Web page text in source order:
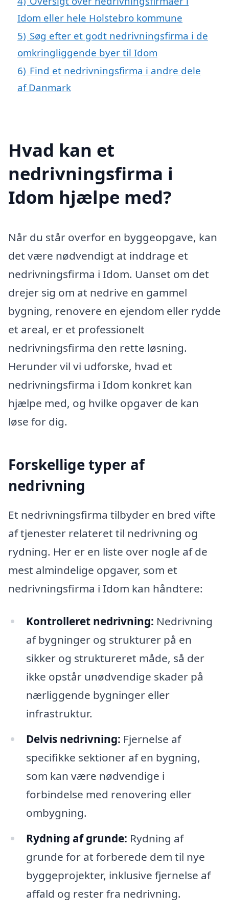
Idom eller hele Holstebro kommune
5) Søg efter et godt nedrivningsfirma i de
omkringliggende byer til Idom
6) Find et nedrivningsfirma i andre dele
af Danmark
Hvad kan et
nedrivningsfirma i
Idom hjælpe med?
Når du står overfor en byggeopgave, kan
det være nødvendigt at inddrage et
nedrivningsfirma i Idom. Uanset om det
drejer sig om at nedrive en gammel
bygning, renovere en ejendom eller rydde
et areal, er et professionelt
nedrivningsfirma den rette løsning.
Herunder vil vi udforske, hvad et
nedrivningsfirma i Idom konkret kan
hjælpe med, og hvilke opgaver de kan
løse for dig.
Forskellige typer af
nedrivning
Et nedrivningsfirma tilbyder en bred vifte
af tjenester relateret til nedrivning og
rydning. Her er en liste over nogle af de
mest almindelige opgaver, som et
nedrivningsfirma i Idom kan håndtere:
Kontrolleret nedrivning: Nedrivning
af bygninger og strukturer på en
sikker og struktureret måde, så der
ikke opstår unødvendige skader på
nærliggende bygninger eller
infrastruktur.
Delvis nedrivning: Fjernelse af
specifikke sektioner af en bygning,
som kan være nødvendige i
forbindelse med renovering eller
ombygning.
Rydning af grunde: Rydning af
grunde for at forberede dem til nye
byggeprojekter, inklusive fjernelse af
affald og rester fra nedrivning.